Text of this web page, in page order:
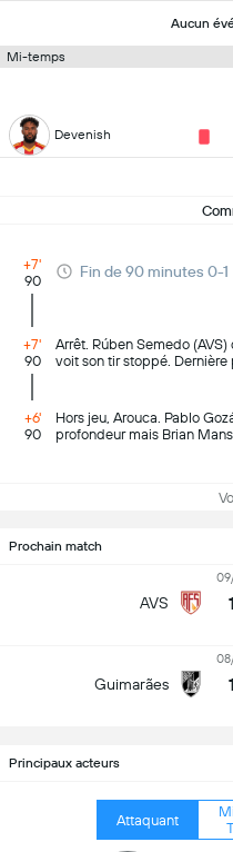
Aucun
Mi-temps
Devenish
+7'
90
Fin de 90 minutes 0-1
+7'
90
Arrêt. Rúben Semedo
voit son tir stoppé. Dernière
+6'
90
Hors jeu, Arouca. Pablo
profondeur mais Brian
Prochain match
AVS
Guimarães
Principaux acteurs
Attaquant